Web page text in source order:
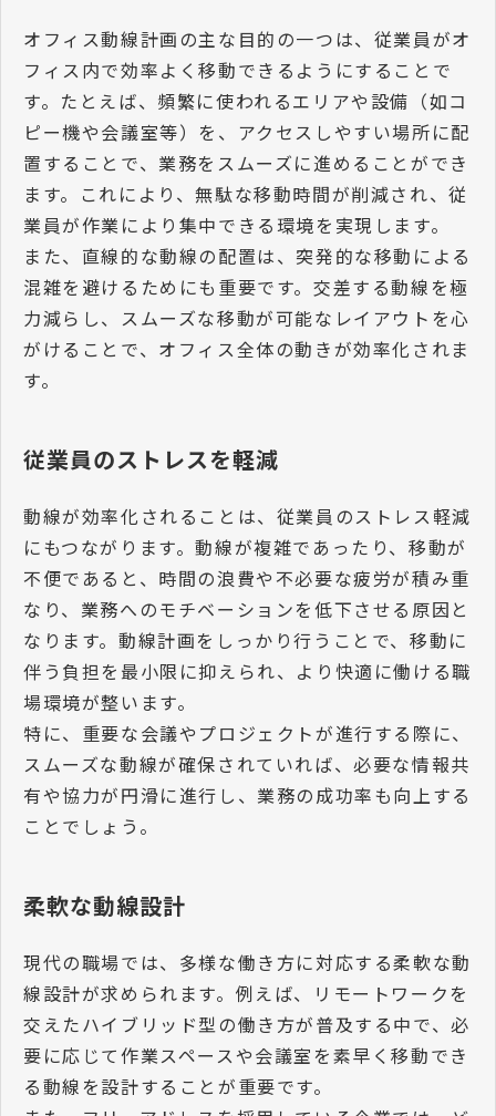
オフィス動線計画の主な目的の一つは、従業員がオ
フィス内で効率よく移動できるようにすることで
す。たとえば、頻繁に使われるエリアや設備（如コ
ピー機や会議室等）を、アクセスしやすい場所に配
置することで、業務をスムーズに進めることができ
ます。これにより、無駄な移動時間が削減され、従
業員が作業により集中できる環境を実現します。
また、直線的な動線の配置は、突発的な移動による
混雑を避けるためにも重要です。交差する動線を極
力減らし、スムーズな移動が可能なレイアウトを心
がけることで、オフィス全体の動きが効率化されま
す。
従業員のストレスを軽減
動線が効率化されることは、従業員のストレス軽減
にもつながります。動線が複雑であったり、移動が
不便であると、時間の浪費や不必要な疲労が積み重
なり、業務へのモチベーションを低下させる原因と
なります。動線計画をしっかり行うことで、移動に
伴う負担を最小限に抑えられ、より快適に働ける職
場環境が整います。
特に、重要な会議やプロジェクトが進行する際に、
スムーズな動線が確保されていれば、必要な情報共
有や協力が円滑に進行し、業務の成功率も向上する
ことでしょう。
柔軟な動線設計
現代の職場では、多様な働き方に対応する柔軟な動
線設計が求められます。例えば、リモートワークを
交えたハイブリッド型の働き方が普及する中で、必
要に応じて作業スペースや会議室を素早く移動でき
る動線を設計することが重要です。